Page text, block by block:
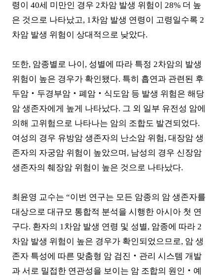
령이 40세 미만인 경우 2차암 발생 위험이 28% 더 높
은 것으로 나타났고, 1차암 발생 연령이 고령일수록 2
차암 발생 위험이 상대적으로 낮았다.
또한, 암종별로 나이 , 성별에 따라 특정 2차암의 발생
위험이 높은 경우가 확인됐다. 특히 흡연과 관련된 후
두암‧ 두경부암‧ 폐암‧ 식도암 등 발생 위험은 해당
암 생존자에게 높게 나타났다. 그 외 일부 유전성 암에
의해 고위험으로 나타나는 암의 조합도 발견되었다.
여성의 경우 유방암 생존자의 난소암 위험, 대장암 생
존자의 자궁암 위험이 높았으며 , 남성의 경우 신장암
생존자의 췌장암 위험이 높은 것으로 나타났다.
최윤영 교수는 “이번 연구는 모든 암종의 암 생존자를
대상으로 대규모 통합적 분석을 시행한 아시아 첫 연
구다. 환자의 1차암 발생 연령 및 성별, 암종에 따라 2
차암 발생 위험이 높은 경우가 확인되었으므로, 암 생
존자 특성에 따른 맞춤형 암 검진 ‧ 관리 시스템 개발
과 서로 밀접한 연관성을 보이는 암 조합의 원인 ‧ 예